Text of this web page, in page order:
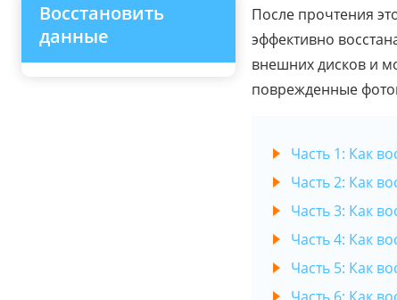
Восстановить
данные
После прочтения
эффективно
внешних дисков и
поврежденные
Часть 1: Как
Часть 2: Как
Часть 3: Как
Часть 4: Как
Часть 5: Как